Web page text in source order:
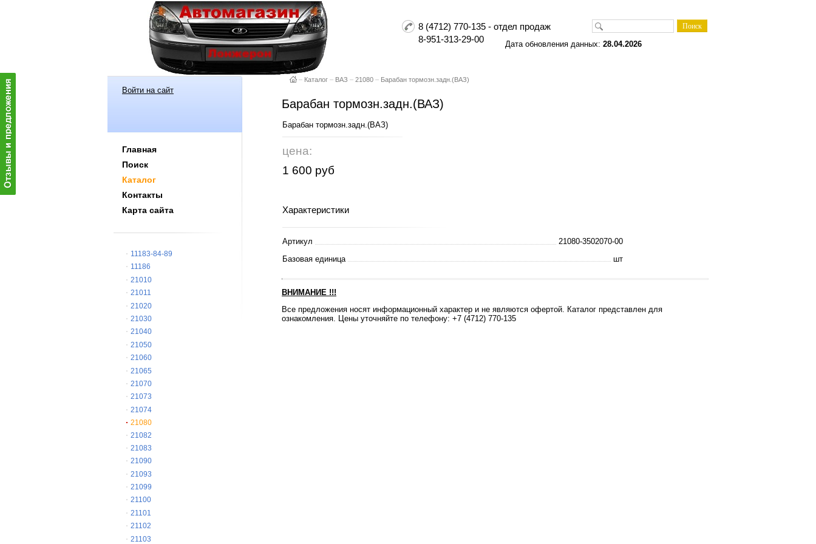
8 (4712) 770-135 - отдел продаж
8-951-313-29-00
Дата обновления данных: 28.04.2026
Войти на сайт
Главная
Поиск
Каталог
Контакты
Карта сайта
11183-84-89
11186
21010
21011
21020
21030
21040
21050
21060
21065
21070
21073
21074
21080
21082
21083
21090
21093
21099
21100
21101
21102
21103
– Каталог – ВАЗ – 21080 – Барабан тормозн.задн.(ВАЗ)
Барабан тормозн.задн.(ВАЗ)
Барабан тормозн.задн.(ВАЗ)
цена:
1 600 руб
Характеристики
Артикул
21080-3502070-00
Базовая единица
шт
ВНИМАНИЕ !!!
Все предложения носят информационный характер и не являются офертой. Каталог представлен для
ознакомления. Цены уточняйте по телефону: +7 (4712) 770-135